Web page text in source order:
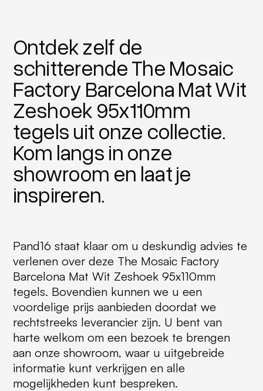
Ontdek zelf de
schitterende The Mosaic
Factory Barcelona Mat Wit
Zeshoek 95x110mm
tegels uit onze collectie.
Kom langs in onze
showroom en laat je
inspireren.
Pand16 staat klaar om u deskundig advies te
verlenen over deze The Mosaic Factory
Barcelona Mat Wit Zeshoek 95x110mm
tegels. Bovendien kunnen we u een
voordelige prijs aanbieden doordat we
rechtstreeks leverancier zijn. U bent van
harte welkom om een bezoek te brengen
aan onze showroom, waar u uitgebreide
informatie kunt verkrijgen en alle
mogelijkheden kunt bespreken.